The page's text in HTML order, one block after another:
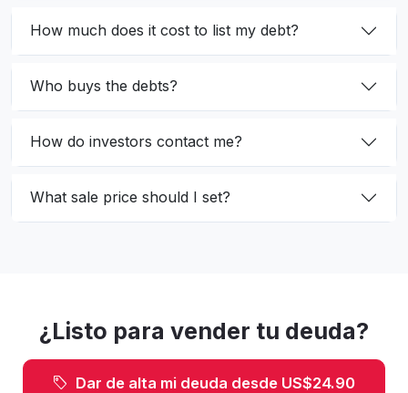
How much does it cost to list my debt?
Who buys the debts?
How do investors contact me?
What sale price should I set?
¿Listo para vender tu deuda?
Dar de alta mi deuda desde US$24.90